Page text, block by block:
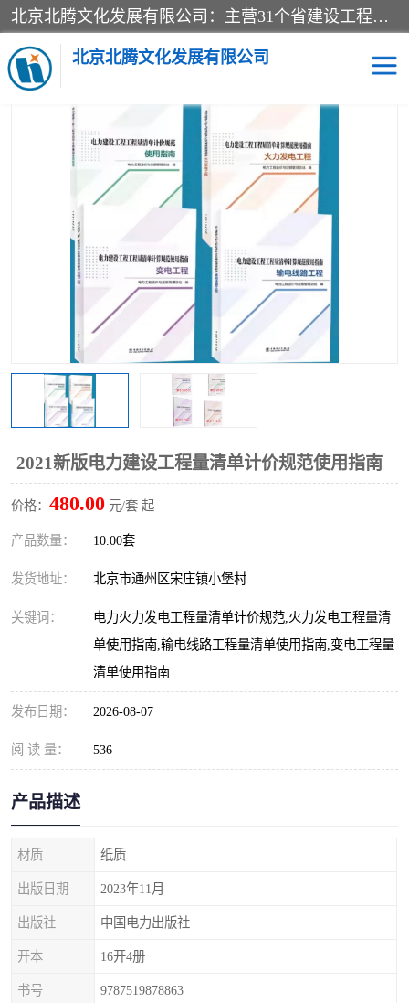
北京北腾文化发展有限公司：主营31个省建设工程预算书,工程预算软件,工程计价依据,工程造价定额,工程量清单计价定额,建设工程量消耗量定额,各行业工程预算定额,铁路定额,电力定额,矿山定额,*,黄金定额,钢铁企业检修定额,中石化安装检修定额,煤矿图书,医院书籍等.诚信的经营，在发展的同时公司不忘不断总结不断优化为客户的服务，和一如既往的热情赢得了新老客户的极高评价及青睐。
北京北腾文化发展有限公司
当前位置：首页>供应商机>电力图书> 2021新版电力建设工程量
清单计价规范使用指南
2021新版电力建设工程量清单计价规范使用指南
价格： 480.00 元/套 起
产品数量： 10.00套
发货地址： 北京市通州区宋庄镇小堡村
关键词：
电力火力发电工程量清单计价规范,火力发电工程量清
单使用指南,输电线路工程量清单使用指南,变电工程量
清单使用指南
发布日期： 2026-08-07
阅 读 量： 536
产品描述
材质 纸质
出版日期 2023年11月
出版社 中国电力出版社
开本 16开4册
书号 9787519878863
医院图书 预算定额
电力图书 煤矿图书
标准图书 铁路建设工程预算定额
电力行业工程预算定额 石油化工安装预算定额
新石油化工检修定额 石油化工概算定额数据
石油建设安装工程预算定 长输管道工程检修维修预
山东省工程预算定额
电网技改,拆除,检修定额 炼油化工计价依据定额
信息通信建设工程预算定
煤炭建设工程预算定额 钢铁检修工程预算定额
黄金矿山工程预算定额 冶金工业矿山建设工程预
算定额2
冶金工业建设工程预算定
额
人防工程预算定额
电子工程概预算定额
疏浚工程预算定额
福建建设工程预算定额
辽宁省工程计价定额